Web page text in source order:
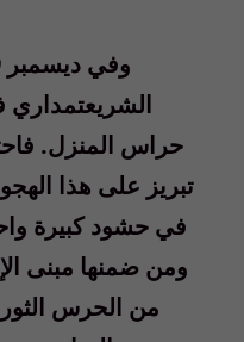
حراس المنزل.
تبريز على هذا
في حشود كبيرة
ومن ضمنها مبنى
من الحرس